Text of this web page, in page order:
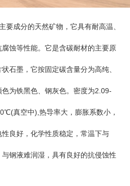
要成分的天然矿物，它具有耐高温、
蚀等性能。它是含碳耐材的主要原
石墨，它按固定碳含量分为高纯、
为铁黑色、钢灰色。密度为2.09-
真空中),热导率大，膨胀系数小，
良好，化学性质稳定，常温下与
钢液难润湿，具有良好的抗侵蚀性